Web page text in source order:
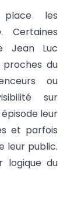
les
Certaines
Jean Luc
proches du
ou
sur
leur
et parfois
leur public.
logique du